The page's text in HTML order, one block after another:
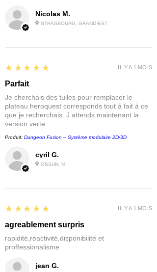
Nicolas M.
STRASBOURG, GRAND-EST
cyril G.
OSSUN, N
5
★★★★★
Parfait
Je cherchais des tuiles pour remplacer le
plateau heroquest corresponds tout à fait à ce
que je recherchais. J attends maintenant la
version verte
Produit: Dungeon Fusion – Système modulaire 2D/3D
IL Y A 1 MOIS
jean G.
5
★★★★★
agreablement surpris
rapidité,réactivité,disponibilité et
proffessionalisme
IL Y A 1 MOIS